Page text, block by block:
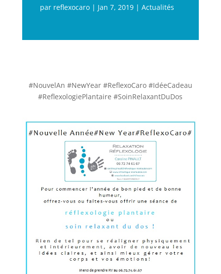
par reflexocaro| Jan 7, 2019| Actualités
#NouvelAn #NewYear #ReflexoCaro #IdéeCadeau
#ReflexologiePlantaire #SoinRelaxantDuDos